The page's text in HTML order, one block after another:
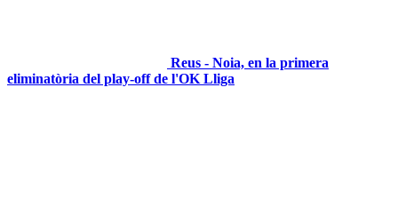
Reus - Noia, en la primera
eliminatòria del play-off de l'OK Lliga